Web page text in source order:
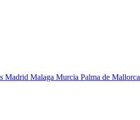
Madrid Malaga Murcia Palma de Mallorca